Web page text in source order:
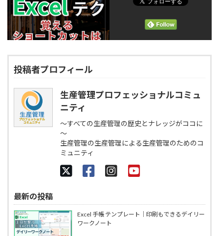
投稿者プロフィール
生産管理プロフェッショナルコミュ
ニティ
～すべての生産管理の歴史とナレッジがココに
～
生産管理の生産管理による生産管理のためのコ
ミュニティ
最新の投稿
Excel 手帳 テンプレート｜印刷もできるデイリー
ワークノート